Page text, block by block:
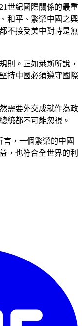
世紀國際關係的最重
和平、繁榮中國之興
不接受美中對峙是無
則。正如萊斯所說，
持中國必須遵守國際
需要外交成就作為政
統都不可能忽視。
，一個繁榮的中國
，也符合全世界的利